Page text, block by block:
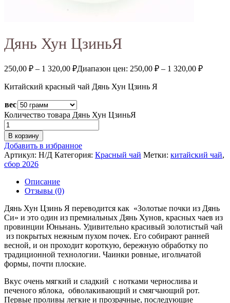
Дянь Хун ЦзиньЯ
250,00 ₽ – 1 320,00 ₽Диапазон цен: 250,00 ₽ – 1 320,00 ₽
Китайский красный чай Дянь Хун Цзинь Я
вес
Количество товара Дянь Хун ЦзиньЯ
В корзину
Добавить в избранное
Артикул: Н/Д Категория: Красный чай Метки: китайский чай,
сбор 2026
Описание
Отзывы (0)
Дянь Хун Цзинь Я переводится как «Золотые почки из Дянь
Си» и это один из премиальных Дянь Хунов, красных чаев из
провинции Юньнань. Удивительно красивый золотистый чай
из покрытых нежным пухом почек. Его собирают ранней
весной, и он проходит короткую, бережную обработку по
традиционной технологии. Чаинки ровные, игольчатой
формы, почти плоские.
Вкус очень мягкий и сладкий с нотками чернослива и
печеного яблока, обволакивающий и смягчающий рот.
Первые проливы легкие и прозрачные, последующие